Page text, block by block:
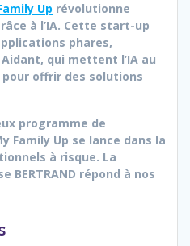
Up révolutionne
à l’IA. Cette start-up
phares,
Aidant, qui mettent l’IA au
offrir des solutions
programme de
Family Up se lance dans la
à risque. La
BERTRAND répond à nos